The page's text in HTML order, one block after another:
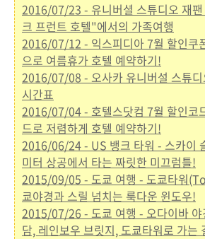
2016/07/23 - 유니버셜 스튜디오 재
크 프런트 호텔"에서의 가족여행
2016/07/12 - 익스피디아 7월 할인쿠
으로 여름휴가 호텔 예약하기!
2016/07/08 - 오사카 유니버설 스튜디
시간표
2016/07/04 - 호텔스닷컴 7월 할인코
드로 저렴하게 호텔 예약하기!
2016/06/24 - US 뱅크 타워 - 스카이
미터 상공에서 타는 짜릿한 미끄럼틀!
2015/09/05 - 도쿄 여행 - 도쿄타워
쿄야경과 스릴 넘치는 룩다운 윈도우!
2015/07/26 - 도쿄 여행 - 오다이바 야
담, 레인보우 브릿지, 도쿄타워로 가는